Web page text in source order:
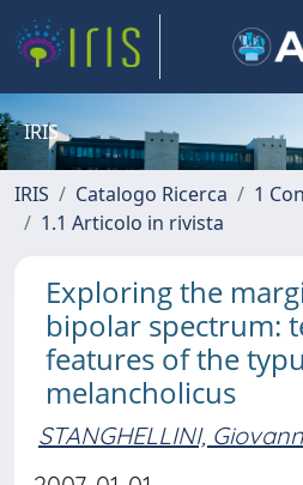
IRIS
IRIS Catalogo Ricerca
1
1.1 Articolo in rivista
Exploring the
bipolar spectrum:
features of the
melancholicus
STANGHELLINI,